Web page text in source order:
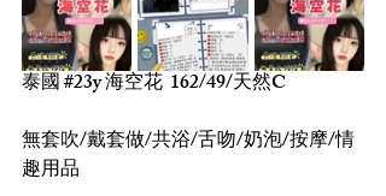
泰國 #23y 海空花  162/49/天然C
無套吹/戴套做/共浴/舌吻/奶泡/按摩/情
趣用品